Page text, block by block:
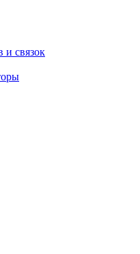
и связок